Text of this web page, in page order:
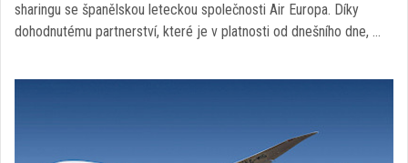
sharingu se španělskou leteckou společnosti Air Europa. Díky
dohodnutému partnerství, které je v platnosti od dnešního dne, …